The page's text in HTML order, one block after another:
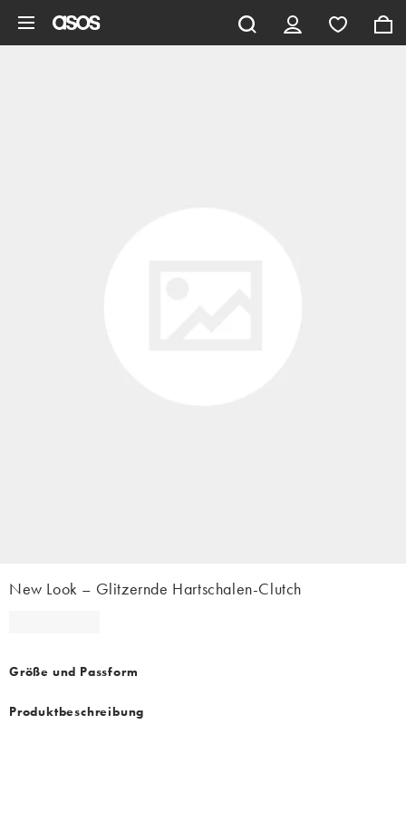
New Look – Glitzernde Hartschalen-Clutch
Größe und Passform
Produktbeschreibung